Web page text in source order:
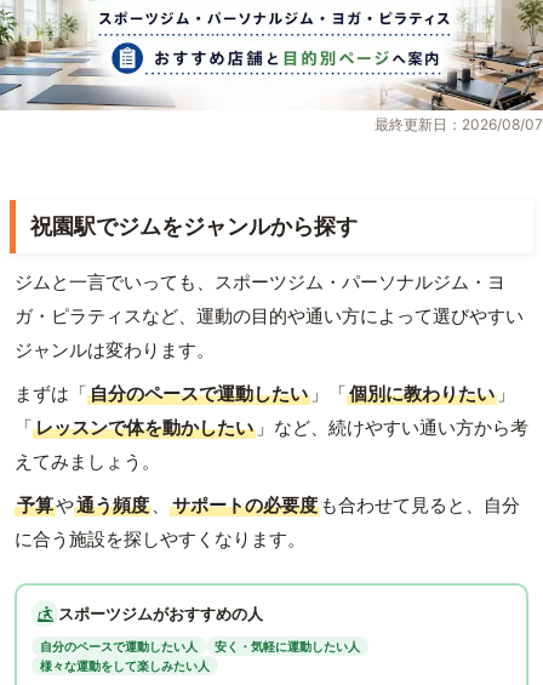
最終更新日：2026/08/07
祝園駅でジムをジャンルから探す
ジムと一言でいっても、スポーツジム・パーソナルジム・ヨ
ガ・ピラティスなど、運動の目的や通い方によって選びやすい
ジャンルは変わります。
まずは「自分のペースで運動したい 」「個別に教わりたい 」
「レッスンで体を動かしたい 」など、続けやすい通い方から考
えてみましょう。
予算や通う頻度 、 サポートの必要度 も合わせて見ると、自分
に合う施設を探しやすくなります。
スポーツジムがおすすめの人
自分のペースで運動したい人
安く・気軽に運動したい人
様々な運動をして楽しみたい人